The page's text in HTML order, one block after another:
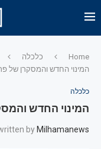
Home
כלכלה
המינוי החדש והמסקרן של
כלכלה
המינוי החדש
by Milhamanews